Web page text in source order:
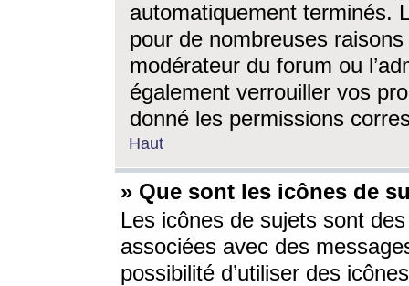
automatiquement terminés.
pour de nombreuses
modérateur du forum ou
également verrouiller vos
donné les permissions
Haut
» Que sont les icônes de
Les icônes de sujets sont
associées avec des
possibilité d’utiliser des